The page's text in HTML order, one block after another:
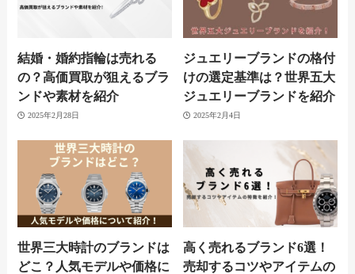
結婚・婚約指輪は売れる
の？高価買取が狙えるブラ
ンドや素材を紹介
2025年2月28日
ジュエリーブランドの格付
けの選定基準は？世界五大
ジュエリーブランドを紹介
2025年2月4日
世界三大時計のブランドは
どこ？人気モデルや価格に
高く売れるブランド6選！
売却するコツやアイテムの